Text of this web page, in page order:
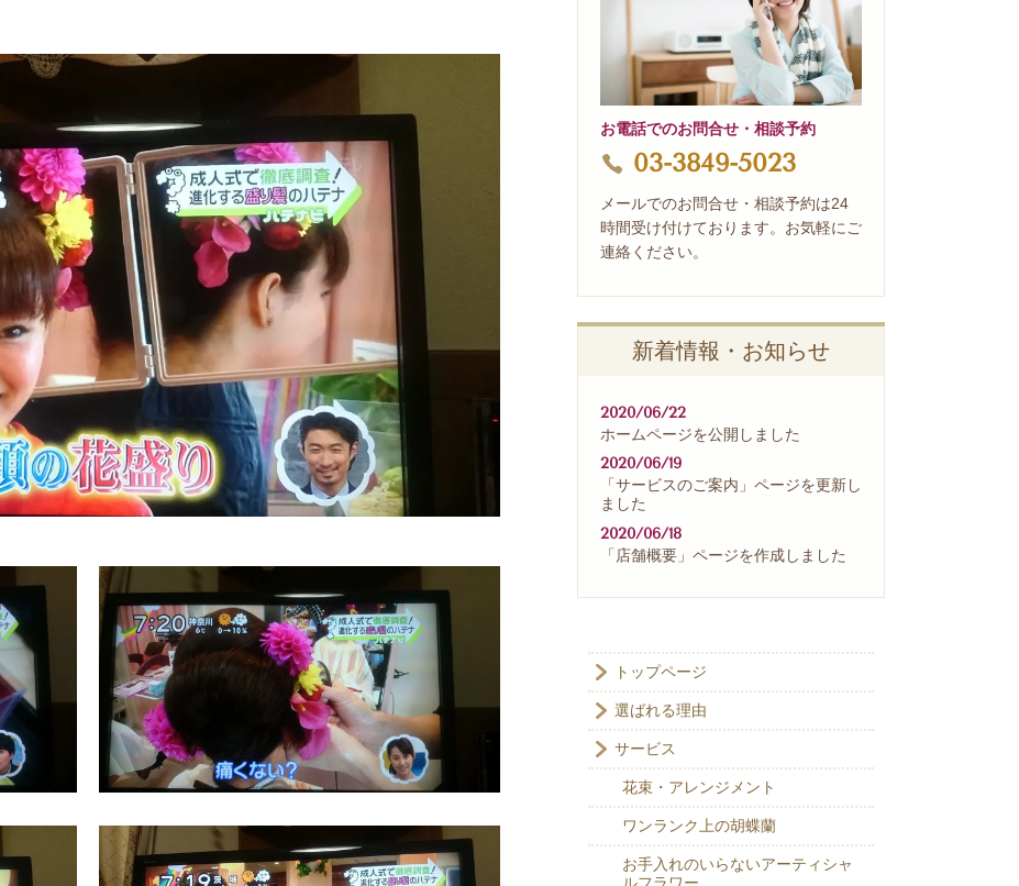
お電話でのお問合せ・相談予約
03-3849-5023
メールでのお問合せ・相談予約は24
時間受け付けております。お気軽にご
連絡ください。
新着情報・お知らせ
2020/06/22
ホームページを公開しました
2020/06/19
「サービスのご案内」ページを更新し
ました
2020/06/18
「店舗概要」ページを作成しました
トップページ
選ばれる理由
サービス
花束・アレンジメント
ワンランク上の胡蝶蘭
お手入れのいらないアーティシャ